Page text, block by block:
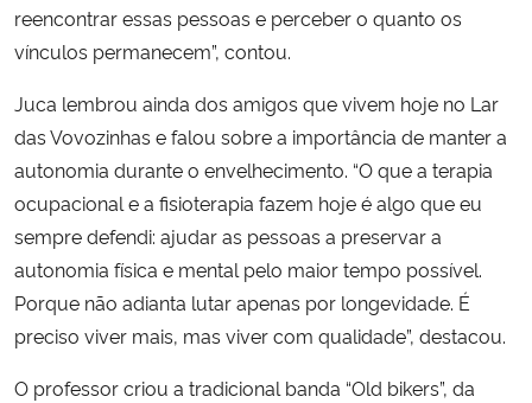
reencontrar essas pessoas e perceber o quanto os
vínculos permanecem”, contou.
Juca lembrou ainda dos amigos que vivem hoje no Lar
das Vovozinhas e falou sobre a importância de manter a
autonomia durante o envelhecimento. “O que a terapia
ocupacional e a fisioterapia fazem hoje é algo que eu
sempre defendi: ajudar as pessoas a preservar a
autonomia física e mental pelo maior tempo possível.
Porque não adianta lutar apenas por longevidade. É
preciso viver mais, mas viver com qualidade”, destacou.
O professor criou a tradicional banda “Old bikers”, da